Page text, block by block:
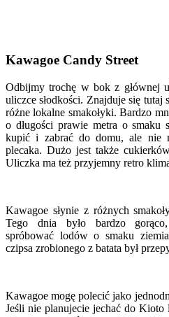
Kawagoe Candy Street
Odbijmy trochę w bok z głównej
uliczce słodkości. Znajduje się tutaj
różne lokalne smakołyki. Bardzo
o długości prawie metra o smaku
kupić i zabrać do domu, ale nie
plecaka. Dużo jest także
Uliczka ma też przyjemny retro
Kawagoe słynie z różnych
Tego dnia było bardzo
spróbować lodów o smaku
czipsa zrobionego z batata był
Kawagoe mogę polecić jako
Jeśli nie planujecie jechać do